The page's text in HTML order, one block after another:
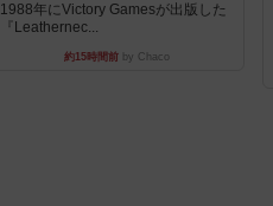
1988年にVictory Gamesが出版した
『Leathernec...
約15時間前by Chaco